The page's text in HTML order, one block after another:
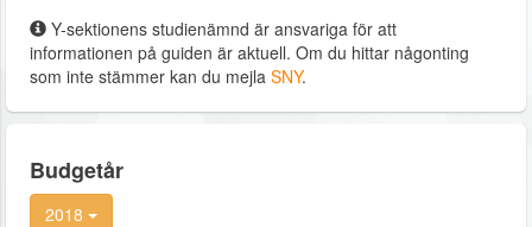
Y-sektionens studienämnd är ansvariga för att
informationen på guiden är aktuell. Om du hittar någonting
som inte stämmer kan du mejla SNY.
Budgetår
2018